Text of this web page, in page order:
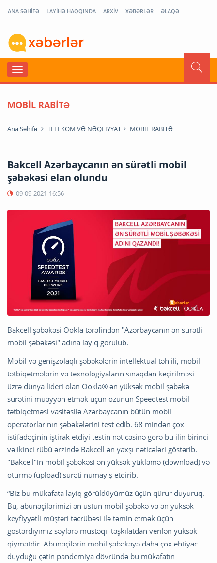
ANA SƏHİFƏ LAYİHƏ HAQQINDA ARXİV XƏBƏRLƏR ƏLAQƏ
MOBİL RABİTƏ
Ana Səhifə TELEKOM VƏ NƏQLİYYAT MOBİL RABİTƏ
Bakcell Azərbaycanın ən sürətli mobil
şəbəkəsi elan olundu
09-09-2021 16:56
Bakcell şəbəkəsi Ookla tərəfindən "Azərbaycanın ən sürətli
mobil şəbəkəsi" adına layiq görülüb.
Mobil və genişzolaqlı şəbəkələrin intellektual təhlili, mobil
tətbiqetmələrin və texnologiyaların sınaqdan keçirilməsi
üzrə dünya lideri olan Ookla® ən yüksək mobil şəbəkə
sürətini müəyyən etmək üçün özünün Speedtest mobil
tətbiqetməsi vasitəsilə Azərbaycanın bütün mobil
operatorlarının şəbəkələrini test edib. 68 mindən çox
istifadəçinin iştirak etdiyi testin nəticəsinə görə bu ilin birinci
və ikinci rübü ərzində Bakcell ən yaxşı nəticələri göstərib.
"Bakcell"in mobil şəbəkəsi ən yüksək yükləmə (download) və
ötürmə (upload) sürəti nümayiş etdirib.
“Biz bu mükafata layiq görüldüyümüz üçün qürur duyuruq.
Bu, abunəçilərimizi ən üstün mobil şəbəkə və ən yüksək
keyfiyyətli müştəri təcrübəsi ilə təmin etmək üçün
göstərdiyimiz səylərə müstəqil təşkilatdan verilən yüksək
qiymətdir. Abunəçilərin mobil şəbəkəyə daha çox ehtiyac
duyduğu çətin pandemiya dövründə bu mükafatın